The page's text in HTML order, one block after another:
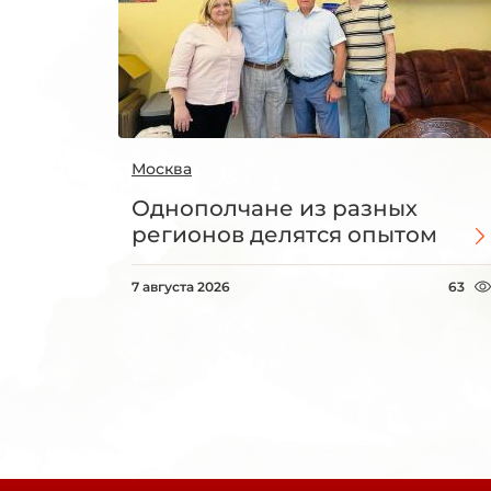
Москва
Однополчане из разных
регионов делятся опытом
7 августа 2026 63